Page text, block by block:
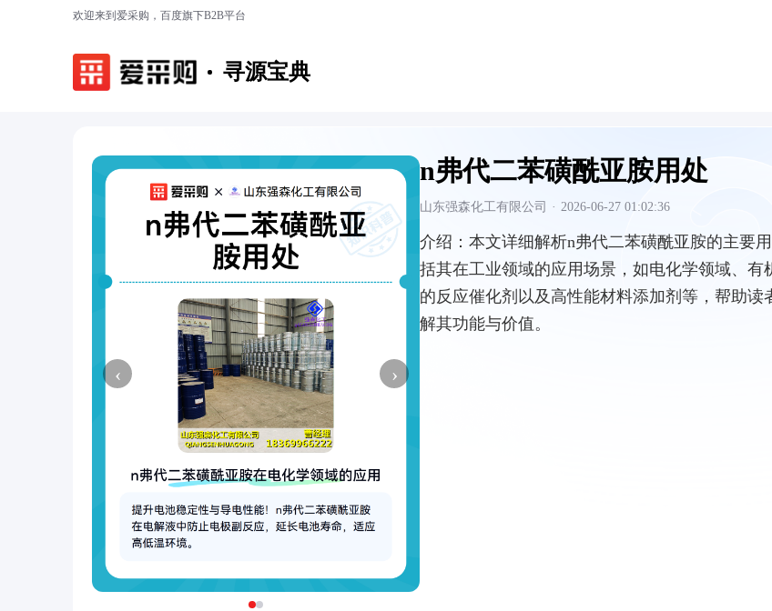
欢迎来到爱采购，百度旗下B2B平台
寻源宝典
‹ ›
n弗代二苯磺酰亚胺用处
山东强森化工有限公司 · 2026-06-27 01:02:36
介绍： 本文详细解析n弗代二苯磺酰亚胺的主要
括其在工业领域的应用场景，如电化学领域、有
的反应催化剂以及高性能材料添加剂等，帮助读
解其功能与价值。